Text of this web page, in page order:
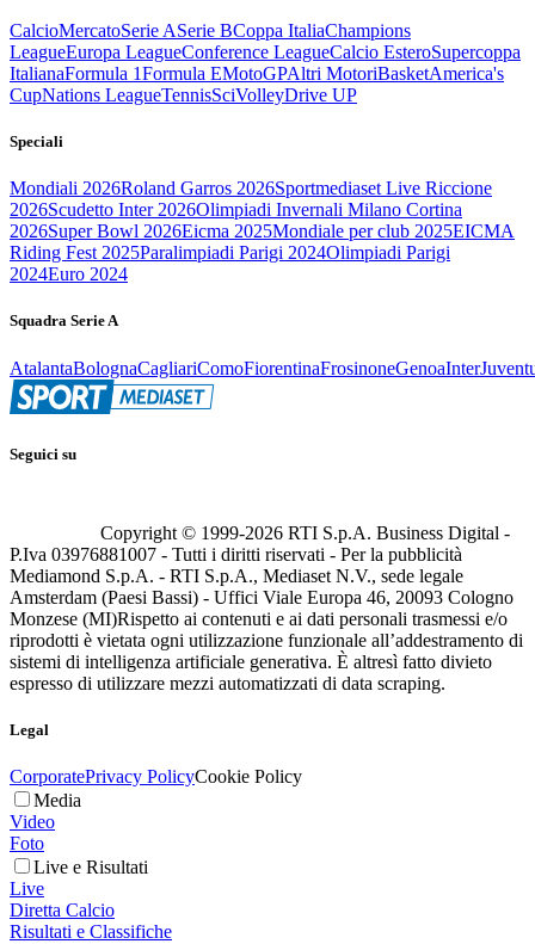
CalcioMercatoSerie ASerie BCoppa ItaliaChampions
LeagueEuropa LeagueConference LeagueCalcio EsteroSupercoppa
ItalianaFormula 1Formula EMotoGPAltri MotoriBasketAmerica's
CupNations LeagueTennisSciVolleyDrive UP
Speciali
Mondiali 2026Roland Garros 2026Sportmediaset Live Riccione
2026Scudetto Inter 2026Olimpiadi Invernali Milano Cortina
2026Super Bowl 2026Eicma 2025Mondiale per club 2025EICMA
Riding Fest 2025Paralimpiadi Parigi 2024Olimpiadi Parigi
2024Euro 2024
Squadra Serie A
AtalantaBolognaCagliariComoFiorentinaFrosinoneGenoaInter
Seguici su
Copyright © 1999-2026 RTI S.p.A. Business Digital -
P.Iva 03976881007 - Tutti i diritti riservati - Per la pubblicità
Mediamond S.p.A. - RTI S.p.A., Mediaset N.V., sede legale
Amsterdam (Paesi Bassi) - Uffici Viale Europa 46, 20093 Cologno
Monzese (MI)Rispetto ai contenuti e ai dati personali trasmessi e/o
riprodotti è vietata ogni utilizzazione funzionale all’addestramento di
sistemi di intelligenza artificiale generativa. È altresì fatto divieto
espresso di utilizzare mezzi automatizzati di data scraping.
Legal
CorporatePrivacy PolicyCookie Policy
Media
Video
Foto
Live e Risultati
Live
Diretta Calcio
Risultati e Classifiche